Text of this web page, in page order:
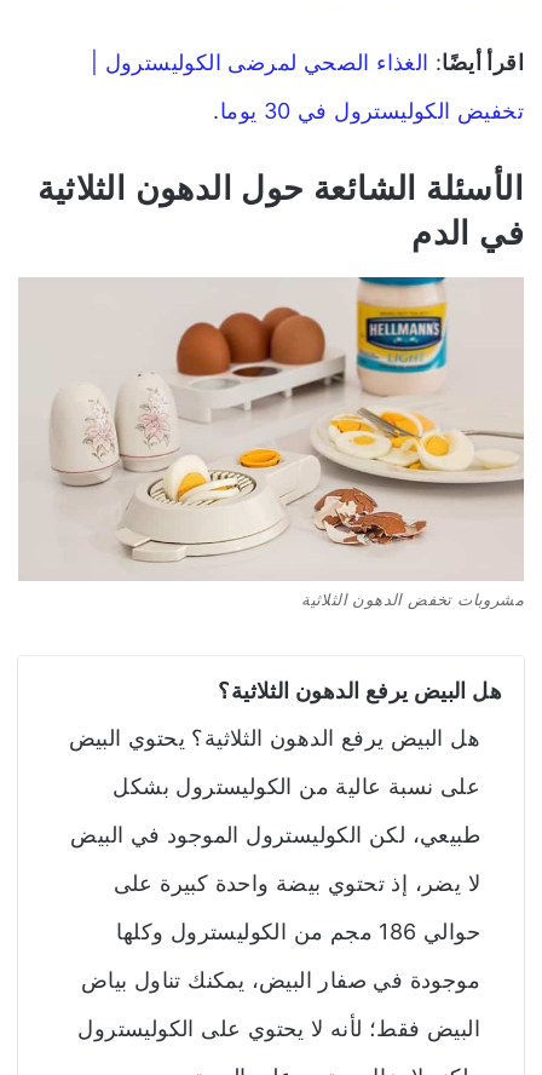
اقرأ أيضًا: الغذاء الصحي لمرضى الكوليسترول |
تخفيض الكوليسترول في 30 يوما
.
الأسئلة الشائعة حول الدهون الثلاثية
في الدم
مشروبات تخفض الدهون الثلاثية
هل البيض يرفع الدهون الثلاثية؟
هل البيض يرفع الدهون الثلاثية؟ يحتوي البيض
على نسبة عالية من الكوليسترول بشكل
طبيعي، لكن الكوليسترول الموجود في البيض
لا يضر، إذ تحتوي بيضة واحدة كبيرة على
حوالي 186 مجم من الكوليسترول وكلها
موجودة في صفار البيض، يمكنك تناول بياض
البيض فقط؛ لأنه لا يحتوي على الكوليسترول